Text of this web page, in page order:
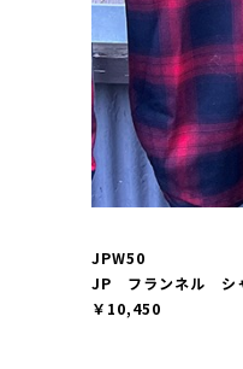
JPW50
JP フランネル シ
￥10,450